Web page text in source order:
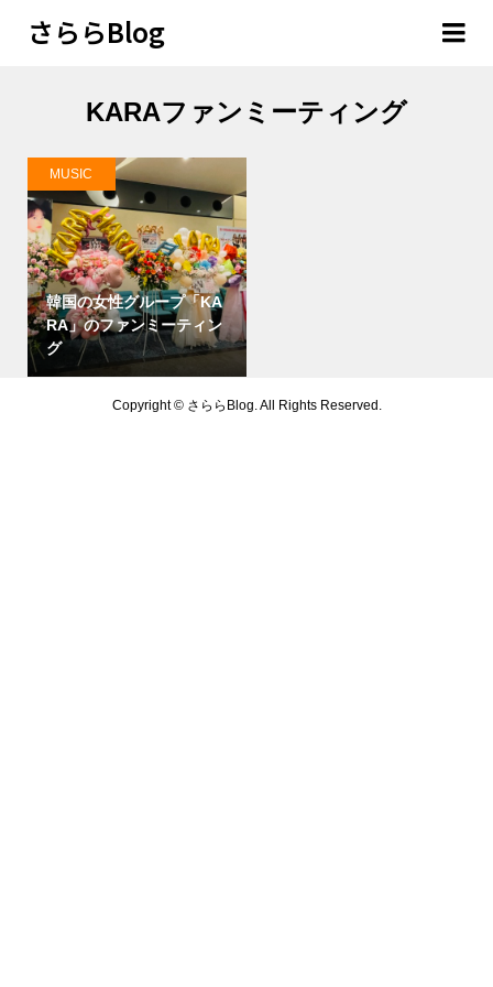
さららBlog
KARAファンミーティング
韓国の女性グループ「KA
RA」のファンミーティン
グ
MUSIC
Copyright ©さららBlog. All Rights Reserved.